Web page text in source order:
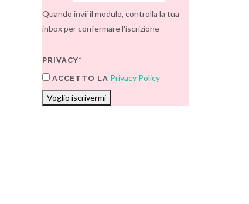
Quando invii il modulo, controlla la tua
inbox per confermare l'iscrizione
PRIVACY*
ACCETTO LA Privacy Policy
Voglio iscrivermi